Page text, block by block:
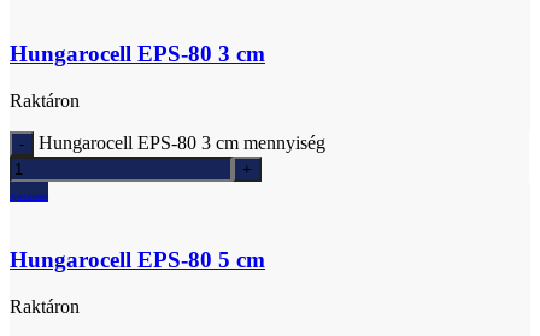
Hungarocell EPS-80 3 cm
Raktáron
Hungarocell EPS-80 3 cm mennyiség
Ajánlatkérés
Hungarocell EPS-80 5 cm
Raktáron